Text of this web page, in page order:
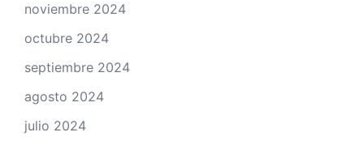
noviembre 2024
octubre 2024
septiembre 2024
agosto 2024
julio 2024